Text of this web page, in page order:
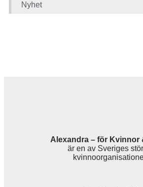
Nyhet
Alexandra – för Kvinnor
är en av Sveriges